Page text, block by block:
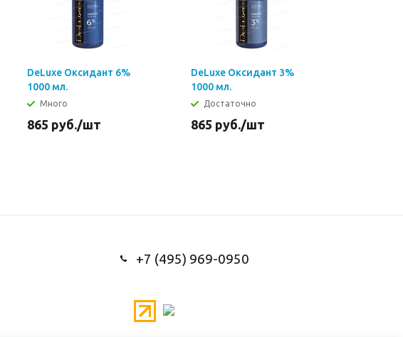
DeLuxe Оксидант 6%
1000 мл.
Много
865 руб./шт
DeLuxe Оксидант 3%
1000 мл.
Достаточно
865 руб./шт
+7 (495) 969-0950